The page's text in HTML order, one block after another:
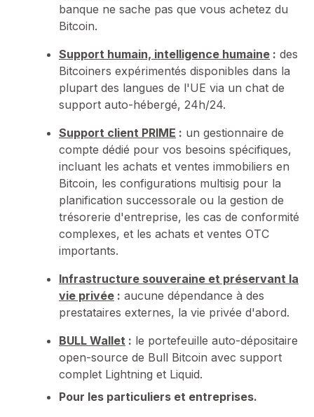
banque ne sache pas que vous achetez du
Bitcoin.
Support humain, intelligence humaine : des
Bitcoiners expérimentés disponibles dans la
plupart des langues de l'UE via un chat de
support auto-hébergé, 24h/24.
Support client PRIME : un gestionnaire de
compte dédié pour vos besoins spécifiques,
incluant les achats et ventes immobiliers en
Bitcoin, les configurations multisig pour la
planification successorale ou la gestion de
trésorerie d'entreprise, les cas de conformité
complexes, et les achats et ventes OTC
importants.
Infrastructure souveraine et préservant la
vie privée : aucune dépendance à des
prestataires externes, la vie privée d'abord.
BULL Wallet : le portefeuille auto-dépositaire
open-source de Bull Bitcoin avec support
complet Lightning et Liquid.
Pour les particuliers et entreprises.